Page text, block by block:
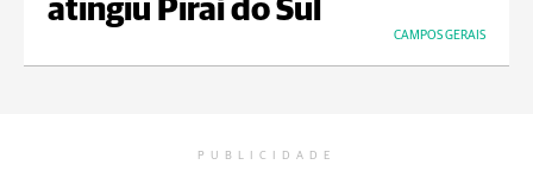
atingiu Piraí do Sul
CAMPOS GERAIS
PUBLICIDADE